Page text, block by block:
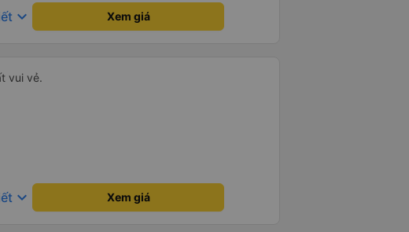
keyboard_arrow_down Xem giá
vui vẻ.
keyboard_arrow_down Xem giá